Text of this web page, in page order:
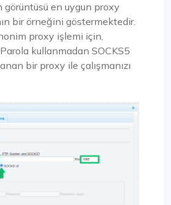
görüntüsü en uygun proxy
bir örneğini göstermektedir.
proxy işlemi için,
Parola kullanmadan SOCKS5
bir proxy ile çalışmanızı